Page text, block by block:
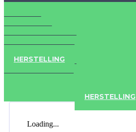
HERSTELLING
HERSTELLING
Loading...